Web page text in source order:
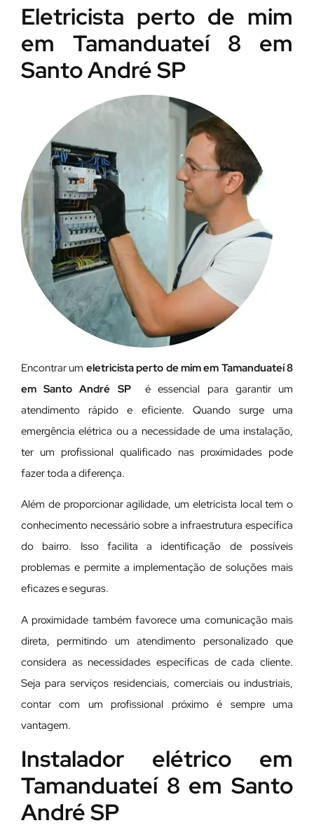
Eletricista perto de mim
em Tamanduateí 8 em
Santo André SP
Encontrar um eletricista perto de mim em Tamanduateí 8
em Santo André SP
é essencial para garantir um
atendimento rápido e eficiente. Quando surge uma
emergência elétrica ou a necessidade de uma instalação,
ter um profissional qualificado nas proximidades pode
fazer toda a diferença.
Além de proporcionar agilidade, um eletricista local tem o
conhecimento necessário sobre a infraestrutura específica
do bairro. Isso facilita a identificação de possíveis
problemas e permite a implementação de soluções mais
eficazes e seguras.
A proximidade também favorece uma comunicação mais
direta, permitindo um atendimento personalizado que
considera as necessidades específicas de cada cliente.
Seja para serviços residenciais, comerciais ou industriais,
contar com um profissional próximo é sempre uma
vantagem.
Instalador elétrico em
Tamanduateí 8 em Santo
André SP